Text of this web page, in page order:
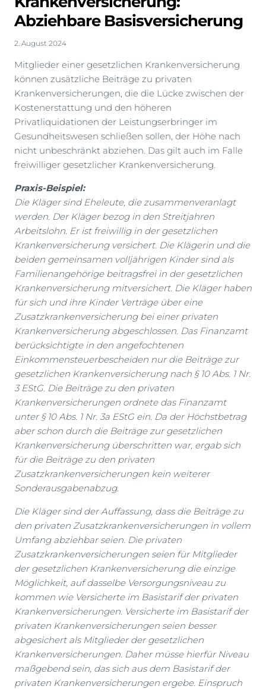
Abziehbare Basisversicherung
2. August 2024
Mitglieder einer gesetzlichen Krankenversicherung
können zusätzliche Beiträge zu privaten
Krankenversicherungen, die die Lücke zwischen der
Kostenerstattung und den höheren
Privatliquidationen der Leistungserbringer im
Gesundheitswesen schließen sollen, der Höhe nach
nicht unbeschränkt abziehen. Das gilt auch im Falle
freiwilliger gesetzlicher Krankenversicherung.
Praxis-Beispiel:
Die Kläger sind Eheleute, die zusammenveranlagt
werden. Der Kläger bezog in den Streitjahren
Arbeitslohn. Er ist freiwillig in der gesetzlichen
Krankenversicherung versichert. Die Klägerin und die
beiden gemeinsamen volljährigen Kinder sind als
Familienangehörige beitragsfrei in der gesetzlichen
Krankenversicherung mitversichert. Die Kläger haben
für sich und ihre Kinder Verträge über eine
Zusatzkrankenversicherung bei einer privaten
Krankenversicherung abgeschlossen. Das Finanzamt
berücksichtigte in den angefochtenen
Einkommensteuerbescheiden nur die Beiträge zur
gesetzlichen Krankenversicherung nach § 10 Abs. 1 Nr.
3 EStG. Die Beiträge zu den privaten
Krankenversicherungen ordnete das Finanzamt
unter § 10 Abs. 1 Nr. 3a EStG ein. Da der Höchstbetrag
aber schon durch die Beiträge zur gesetzlichen
Krankenversicherung überschritten war, ergab sich
für die Beiträge zu den privaten
Zusatzkrankenversicherungen kein weiterer
Sonderausgabenabzug.
Die Kläger sind der Auffassung, dass die Beiträge zu
den privaten Zusatzkrankenversicherungen in vollem
Umfang abziehbar seien. Die privaten
Zusatzkrankenversicherungen seien für Mitglieder
der gesetzlichen Krankenversicherung die einzige
Möglichkeit, auf dasselbe Versorgungsniveau zu
kommen wie Versicherte im Basistarif der privaten
Krankenversicherungen. Versicherte im Basistarif der
privaten Krankenversicherungen seien besser
abgesichert als Mitglieder der gesetzlichen
Krankenversicherungen. Daher müsse hierfür Niveau
maßgebend sein, das sich aus dem Basistarif der
privaten Krankenversicherungen ergebe. Einspruch